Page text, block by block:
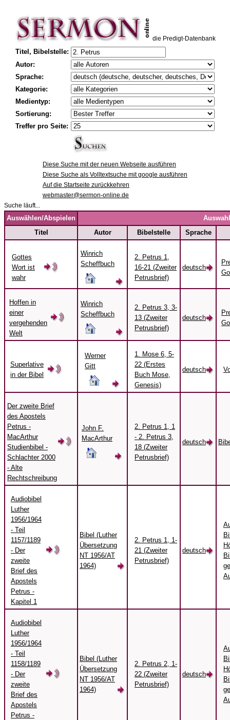
die Predigt-Datenbank
Titel, Bibelstelle:
Autor:
Sprache:
Kategorie:
Medientyp:
Sortierung:
Treffer pro Seite:
Diese Suche mit der neuen Webseite ausführen
Diese Suche als Volltextsuche mit google ausführen
Auf die Startseite zurückkehren
webmaster@sermon-online.de
Suche läuft...
Auswählen/Abspielen
Titel
Autor Bibelstelle Sprache
Gottes
Wort ist
wahr
Winrich
Scheffbuch
2. Petrus 1,
16-21 (Zweiter
Petrusbrief)
deutsch
Hoffen in
einer
vergehenden
Welt
Winrich
Scheffbuch
2. Petrus 3, 3-
13 (Zweiter
Petrusbrief)
deutsch
Superlative
in der Bibel
Werner
Gitt
1. Mose 6, 5-
22 (Erstes
Buch Mose,
Genesis)
deutsch
Der zweite Brief
des Apostels
Petrus -
MacArthur
Studienbibel -
Schlachter 2000
- Alte
Rechtschreibung
John F.
MacArthur
2. Petrus 1, 1
- 2. Petrus 3,
18 (Zweiter
Petrusbrief)
deutsch
Audiobibel
Luther
1956/1964
- Teil
1157/1189
- Der
zweite
Brief des
Apostels
Petrus -
Kapitel 1
Bibel (Luther
Übersetzung
NT 1956/AT
1964)
2. Petrus 1, 1-
21 (Zweiter
Petrusbrief)
deutsch
Audiobibel
Luther
1956/1964
- Teil
1158/1189
- Der
zweite
Brief des
Apostels
Petrus -
Bibel (Luther
Übersetzung
NT 1956/AT
1964)
2. Petrus 2, 1-
22 (Zweiter
Petrusbrief)
deutsch